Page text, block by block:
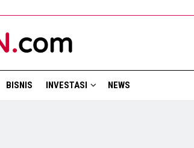
BISNIS INVESTASI NEWS